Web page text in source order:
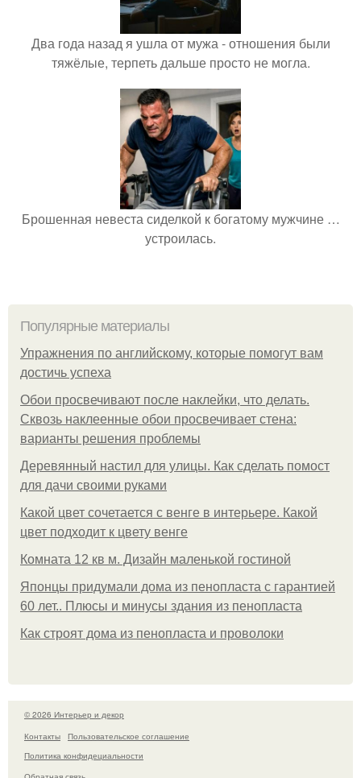
Два года назад я ушла от мужа - отношения были
тяжёлые, терпеть дальше просто не могла.
Брошенная невеста сиделкой к богатому мужчине …
устроилась.
Популярные материалы
Упражнения по английскому, которые помогут вам
достичь успеха
Обои просвечивают после наклейки, что делать.
Сквозь наклеенные обои просвечивает стена:
варианты решения проблемы
Деревянный настил для улицы. Как сделать помост
для дачи своими руками
Какой цвет сочетается с венге в интерьере. Какой
цвет подходит к цвету венге
Комната 12 кв м. Дизайн маленькой гостиной
Японцы придумали дома из пенопласта с гарантией
60 лет.. Плюсы и минусы здания из пенопласта
Как строят дома из пенопласта и проволоки
© 2026 Интерьер и декор
Контакты
Пользовательское соглашение
Политика конфидециальности